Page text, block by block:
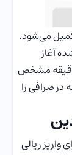
می‌شود.
آغاز
دقیقه مشخص
در صرافی را
واریز ریالی